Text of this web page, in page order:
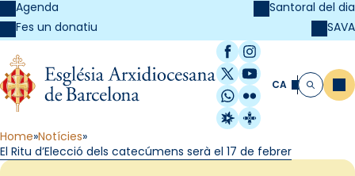
Agenda
Fes un donatiu
Santoral del dia
SAVA
Facebook
Instagram
X / Twitter
YouTube
WhatsApp
Flickr
Radio Estel
Catalunya
CA Cerca
Home Notícies
El Ritu d’Elecció dels catecúmens serà el 17 de febrer